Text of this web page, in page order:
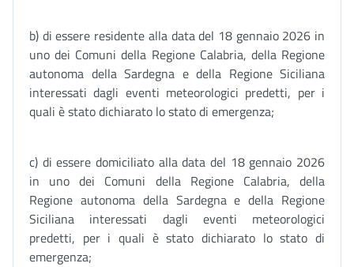
b) di essere residente alla data del 18 gennaio 2026 in
uno dei Comuni della Regione Calabria, della Regione
autonoma della Sardegna e della Regione Siciliana
interessati dagli eventi meteorologici predetti, per i
quali è stato dichiarato lo stato di emergenza;
c) di essere domiciliato alla data del 18 gennaio 2026
in uno dei Comuni della Regione Calabria, della
Regione autonoma della Sardegna e della Regione
Siciliana interessati dagli eventi meteorologici
predetti, per i quali è stato dichiarato lo stato di
emergenza;